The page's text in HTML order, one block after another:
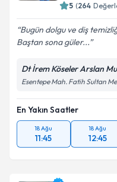
5 (264
Bugün dolgu ve diş
Baştan sona güler...
Dt İrem Köseler Arslan
Esentepe Mah. Fatih Sultan
En Yakın Saatler
18 Ağu
11:45
18 Ağu
12:45